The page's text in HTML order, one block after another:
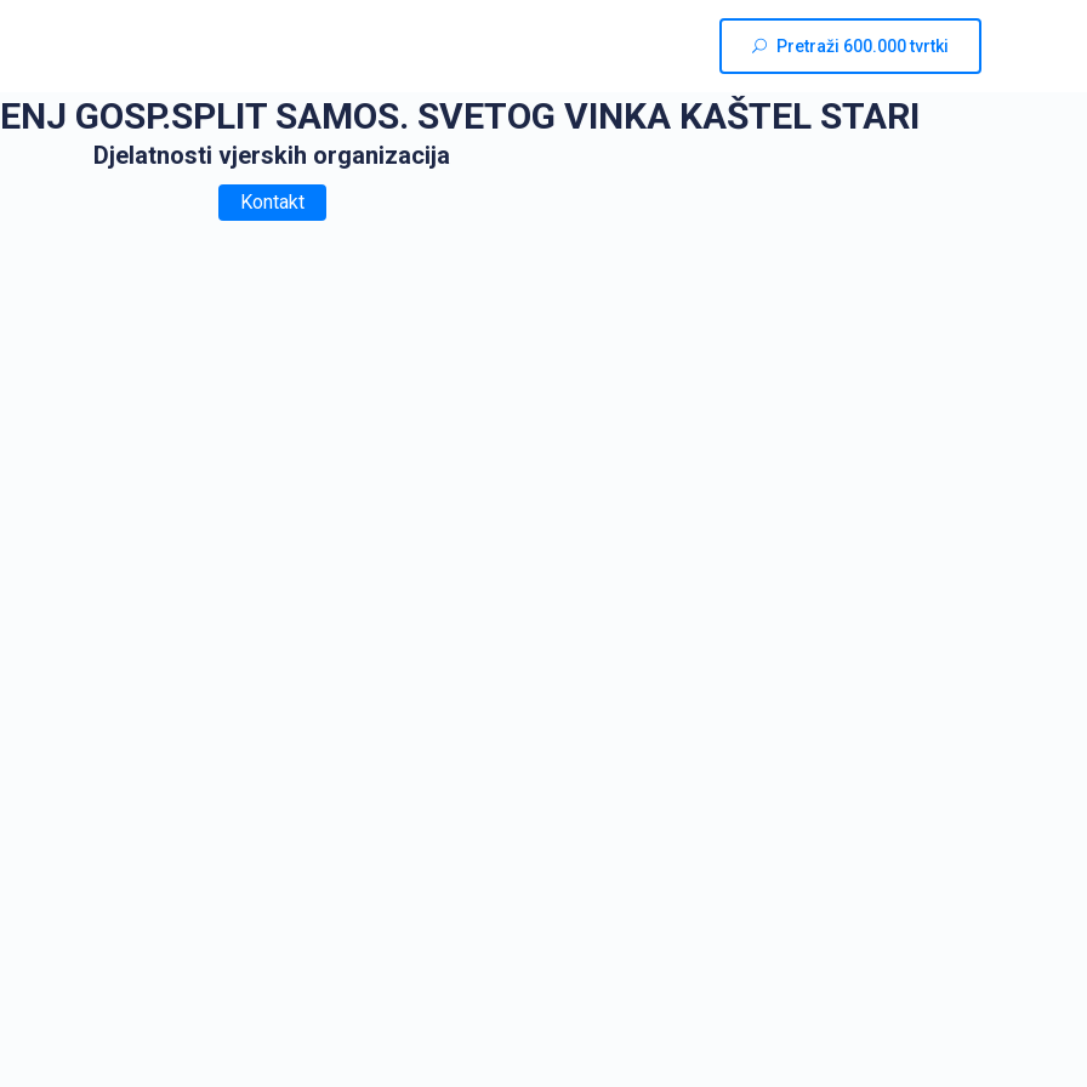
Pretraži 600.000 tvrtki
GOSP.SPLIT SAMOS. SVETOG VINKA KAŠTEL STARI
Djelatnosti vjerskih organizacija
Kontakt